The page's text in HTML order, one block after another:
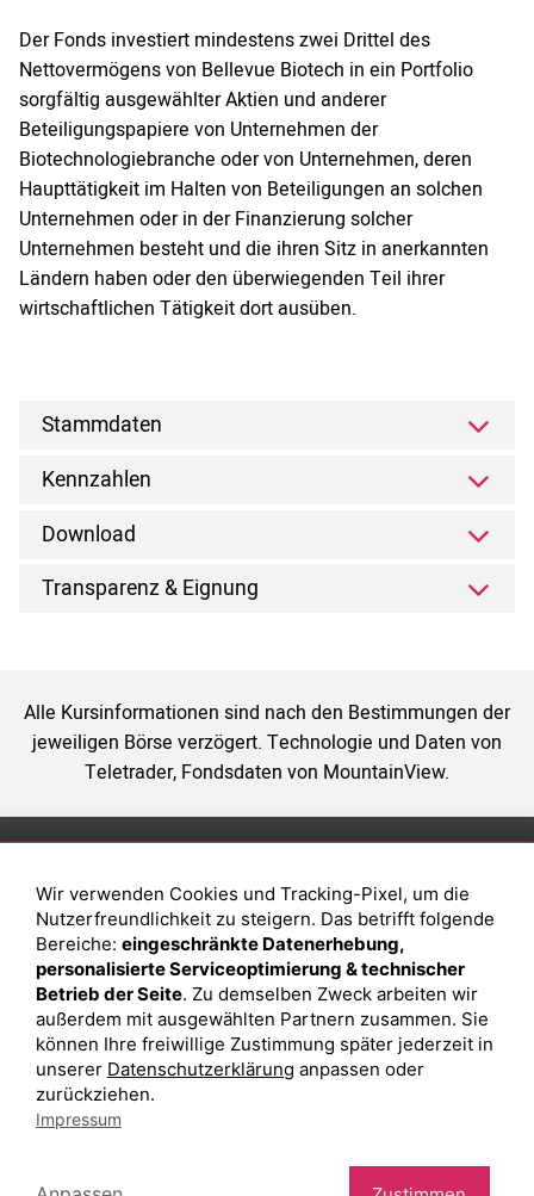
Der Fonds investiert mindestens zwei Drittel des
Nettovermögens von Bellevue Biotech in ein Portfolio
sorgfältig ausgewählter Aktien und anderer
Beteiligungspapiere von Unternehmen der
Biotechnologiebranche oder von Unternehmen, deren
Haupttätigkeit im Halten von Beteiligungen an solchen
Unternehmen oder in der Finanzierung solcher
Unternehmen besteht und die ihren Sitz in anerkannten
Ländern haben oder den überwiegenden Teil ihrer
wirtschaftlichen Tätigkeit dort ausüben.
Stammdaten
Kennzahlen
Download
Transparenz & Eignung
Alle Kursinformationen sind nach den Bestimmungen der
jeweiligen Börse verzögert. Technologie und Daten von
Teletrader, Fondsdaten von MountainView.
Depot eröffnen
Depot vergleichen
Junior Depot
Top-Seller-Fonds
Top-Fonds
Fonds-Suche
Was sind sind ETFs?
Sparplan Vorteile
Was ist ein Fonds?
Wir verwenden Cookies und Tracking-Pixel, um die
Nutzerfreundlichkeit zu steigern. Das betrifft folgende
Bereiche: eingeschränkte Datenerhebung,
personalisierte Serviceoptimierung & technischer
Betrieb der Seite. Zu demselben Zweck arbeiten wir
außerdem mit ausgewählten Partnern zusammen. Sie
können Ihre freiwillige Zustimmung später jederzeit in
unserer Datenschutzerklärung anpassen oder
zurückziehen.
Impressum